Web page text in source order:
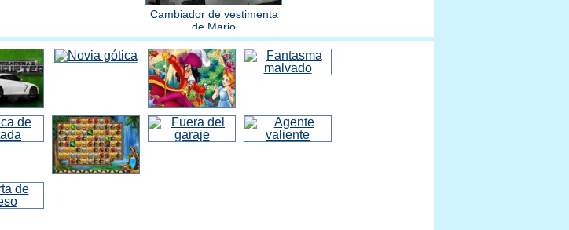
Cambiador de vestimenta
de Mario
Mario, ropa, vestido, ropa, disfraz